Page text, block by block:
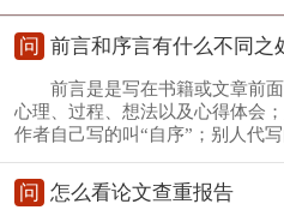
问 前言和序言有什么不同之
前言是是写在书籍或文章前
心理、过程、想法以及心得体会
作者自己写的叫“自序”；别人代
问 怎么看论文查重报告